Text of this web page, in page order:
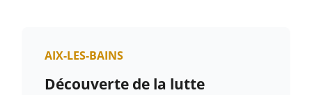
AIX-LES-BAINS
Découverte de la lutte